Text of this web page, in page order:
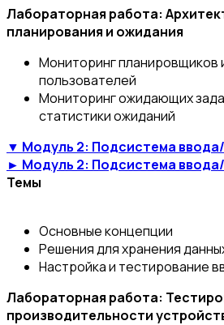
Лабораторная работа:
планирования и ожидания
Мониторинг планировщиков
пользователей
Мониторинг ожидающих
статистики ожиданий
▼ Модуль 2: Подсистема
► Модуль 2: Подсистема
Темы
Основные концепции
Решения для хранения
Настройка и тестирование
Лабораторная работа:
производительности